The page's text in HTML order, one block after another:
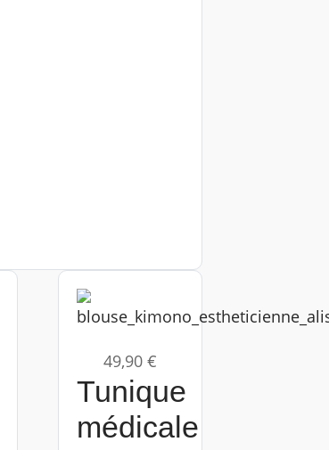
49,90 €
Tunique
médicale